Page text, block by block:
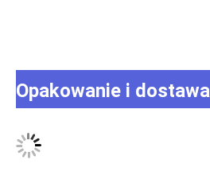
Opakowanie i dostawa